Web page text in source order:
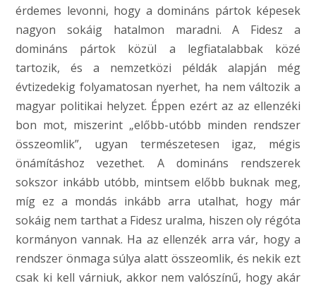
érdemes levonni, hogy a domináns pártok képesek
nagyon sokáig hatalmon maradni. A Fidesz a
domináns pártok közül a legfiatalabbak közé
tartozik, és a nemzetközi példák alapján még
évtizedekig folyamatosan nyerhet, ha nem változik a
magyar politikai helyzet. Éppen ezért az az ellenzéki
bon mot, miszerint „előbb-utóbb minden rendszer
összeomlik”, ugyan természetesen igaz, mégis
önámításhoz vezethet. A domináns rendszerek
sokszor inkább utóbb, mintsem előbb buknak meg,
míg ez a mondás inkább arra utalhat, hogy már
sokáig nem tarthat a Fidesz uralma, hiszen oly régóta
kormányon vannak. Ha az ellenzék arra vár, hogy a
rendszer önmaga súlya alatt összeomlik, és nekik ezt
csak ki kell várniuk, akkor nem valószínű, hogy akár